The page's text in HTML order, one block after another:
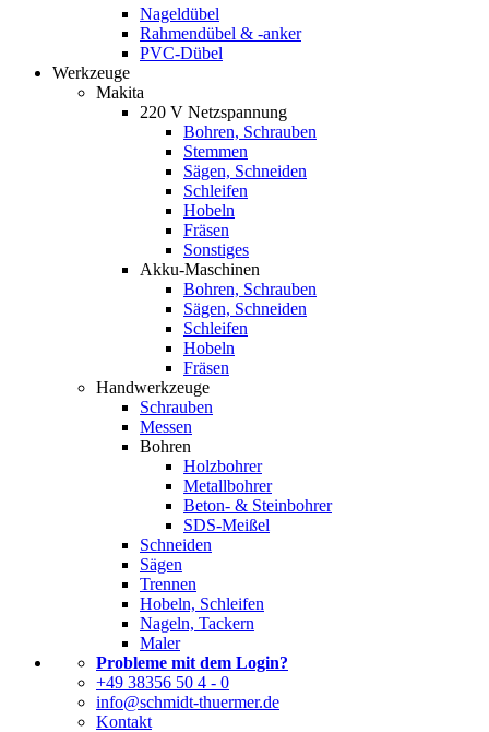
Nageldübel
Rahmendübel & -anker
PVC-Dübel
Werkzeuge
Makita
220 V Netzspannung
Bohren, Schrauben
Stemmen
Sägen, Schneiden
Schleifen
Hobeln
Fräsen
Sonstiges
Akku-Maschinen
Bohren, Schrauben
Sägen, Schneiden
Schleifen
Hobeln
Fräsen
Handwerkzeuge
Schrauben
Messen
Bohren
Holzbohrer
Metallbohrer
Beton- & Steinbohrer
SDS-Meißel
Schneiden
Sägen
Trennen
Hobeln, Schleifen
Nageln, Tackern
Maler
Probleme mit dem Login?
+49 38356 50 4 - 0
info@schmidt-thuermer.de
Kontakt